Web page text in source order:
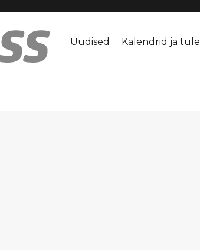
Uudised Kalendrid ja